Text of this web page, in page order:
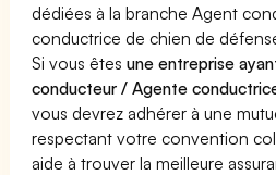
dédiées à la branche Agent
conductrice de chien de
Si vous êtesune entreprise
conducteur / Agente
vous devrez adhérer à une
respectant votre convention
aide à trouver la meilleure